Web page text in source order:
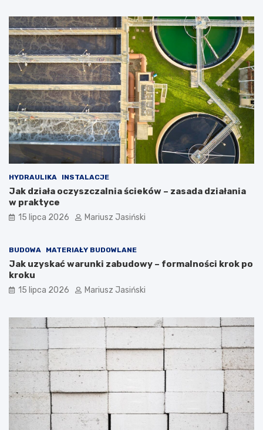
HYDRAULIKA INSTALACJE
Jak działa oczyszczalnia ścieków – zasada działania
w praktyce
15 lipca 2026 Mariusz Jasiński
BUDOWA MATERIAŁY BUDOWLANE
Jak uzyskać warunki zabudowy – formalności krok po
kroku
15 lipca 2026 Mariusz Jasiński